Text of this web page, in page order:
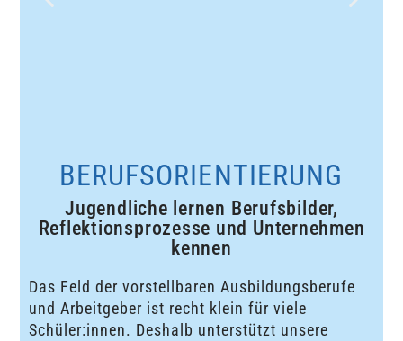
BERUFSORIENTIERUNG
Jugendliche lernen Berufsbilder,
Reflektionsprozesse und Unternehmen
kennen
Das Feld der vorstellbaren Ausbildungsberufe
und Arbeitgeber ist recht klein für viele
Schüler:innen. Deshalb unterstützt unsere